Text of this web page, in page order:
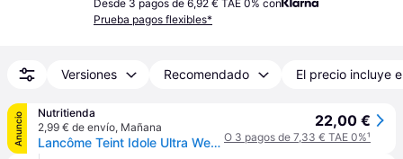
Desde 3 pagos de 6,92 € TAE 0% con
Prueba pagos flexibles*
Versiones Recomendado El precio incluye
Anuncio
Nutritienda
2,99 € de envío, Mañana
Lancôme Teint Idole Ultra Wear All Over Concealer #023 - Beige Aurore
22,00 €
O 3 pagos de 7,33 € TAE 0%¹